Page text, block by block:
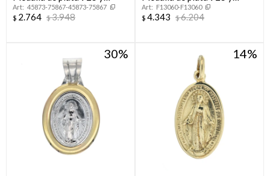
nácar, SAN BENITO.
45873-75867-45873-75867
$ 2.764 $3.948
double en oro 18 ktes, SAN
BENITO.
F13060-F13060
$ 4.343 $6.204
30 14